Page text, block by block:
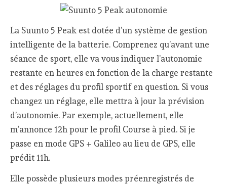
La Suunto 5 Peak est dotée d’un système de gestion
intelligente de la batterie. Comprenez qu’avant une
séance de sport, elle va vous indiquer l’autonomie
restante en heures en fonction de la charge restante
et des réglages du profil sportif en question. Si vous
changez un réglage, elle mettra à jour la prévision
d’autonomie. Par exemple, actuellement, elle
m’annonce 12h pour le profil Course à pied. Si je
passe en mode GPS + Galileo au lieu de GPS, elle
prédit 11h.
Elle possède plusieurs modes préenregistrés de